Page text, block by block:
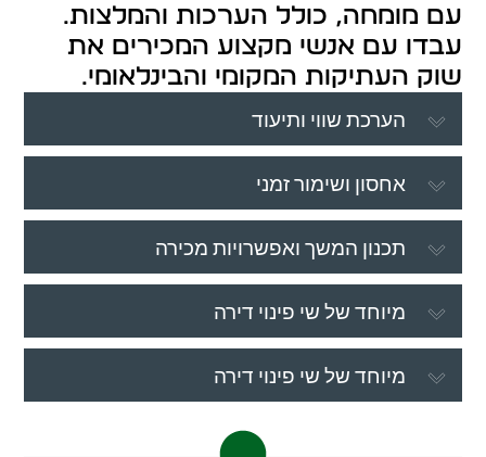
עם מומחה, כולל הערכות והמלצות.
עבדו עם אנשי מקצוע המכירים את
שוק העתיקות המקומי והבינלאומי.
הערכת שווי ותיעוד
אחסון ושימור זמני
תכנון המשך ואפשרויות מכירה
מיוחד של שי פינוי דירה
מיוחד של שי פינוי דירה